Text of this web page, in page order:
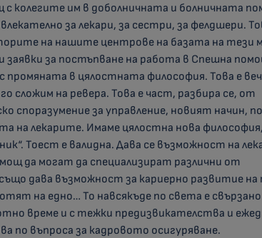
колегите им в доболничната и болничната
за лекари, за сестри, за фелдшери.
на нашите центрове на базата на тези
за постъпване на работа в Спешна
промяната в цялостната философия. Това е
сложим на ревера. Това е част, разбира се, от
споразумение за управление, новият начин, по
на лекарите. Имаме цялостна нова философия,
Тоест е валидна. Дава се възможност на
да могат да специализират различни от
дава възможност за кариерно развитие на
на едно… То навсякъде по света е свързано
време и с тежки предизвикателства и
по въпроса за кадровото осигуряване.